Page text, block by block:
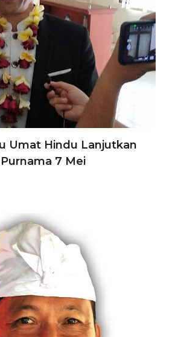
Umat Hindu Lanjutkan
7 Mei